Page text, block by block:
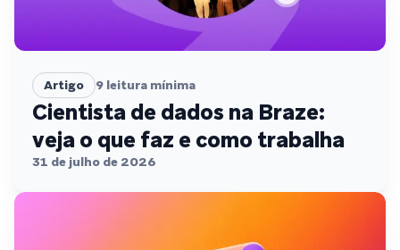
Artigo 9 leitura mínima
Cientista de dados na Braze:
veja o que faz e como trabalha
31 de julho de 2026